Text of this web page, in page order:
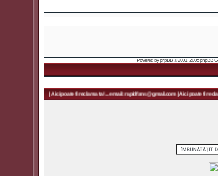
Powered byphpBB© 2001, 2005 phpBB
| Aici poate fi reclama ta! ... email: rapidfans@gmail.com | Aici poate fi reclama ta!